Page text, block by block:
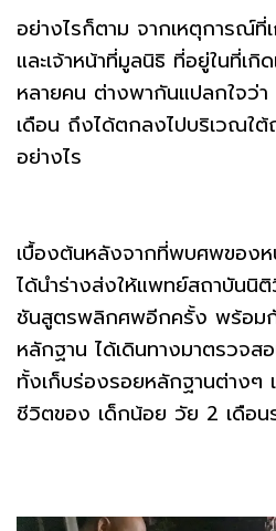
อย่างไรก็ตาม จากเหตุการณ์ที่
และเจ้าหน้าที่มูลนิธิ ที่อยู่ในที่เ
หลายคน ต่างพากันแปลกใจว่า
เดือน ถึงได้ตกลงไปบริเวณใต้
อย่างไร
เบื้องต้นหลังจากที่พบศพของ
ได้นำร่างส่งให้แพทย์สถาบันนิ
ชันสูตรพลิกศพอีกครั้ง พร้อม
หลักฐาน ได้เดินทางมาตรวจส
ทั้งเก็บร่องรอยหลักฐานต่างๆ
ชีวิตของ เด็กน้อย วัย 2 เดือน